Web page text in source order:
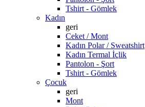
Tshirt - Gömlek
Kadın
geri
Ceket / Mont
Kadın Polar / Sweatshirt
Kadın Termal İçlik
Pantolon - Şort
Tshirt - Gömlek
Çocuk
geri
Mont